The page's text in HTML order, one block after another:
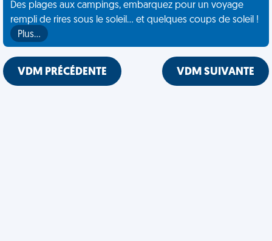
Des plages aux campings, embarquez pour un voyage
rempli de rires sous le soleil... et quelques coups de soleil !
Plus…
VDM PRÉCÉDENTE VDM SUIVANTE